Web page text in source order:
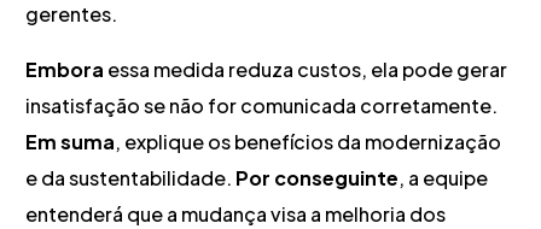
gerentes.
Embora essa medida reduza custos, ela pode gerar
insatisfação se não for comunicada corretamente.
Em suma, explique os benefícios da modernização
e da sustentabilidade. Por conseguinte, a equipe
entenderá que a mudança visa a melhoria dos